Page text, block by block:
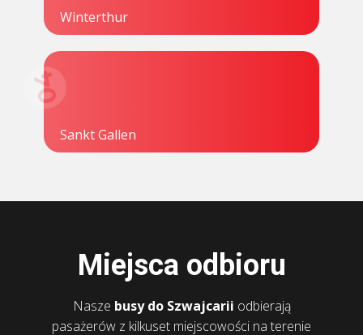
Winterthur
04
Sankt Gallen
Miejsca odbioru
Nasze busy do Szwajcarii odbierają
pasażerów z kilkuset miejscowości na terenie